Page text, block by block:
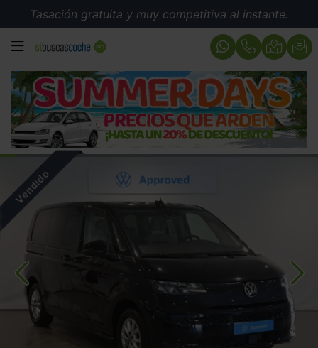
Tasación gratuita y muy competitiva al instante.
MENÚ